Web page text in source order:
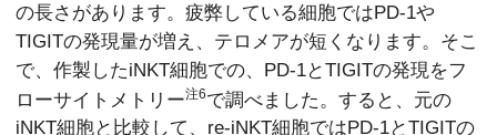
の長さがあります。疲弊している細胞ではPD-1や
TIGITの発現量が増え、テロメアが短くなります。そこ
で、作製したiNKT細胞での、PD-1とTIGITの発現をフ
ローサイトメトリー注6で調べました。すると、元の
iNKT細胞と比較して、re-iNKT細胞ではPD-1とTIGITの